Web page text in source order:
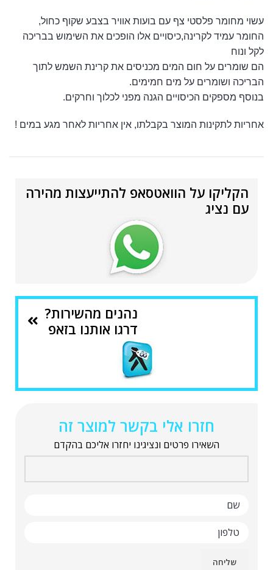
עשוי מחומר פלסטי צף עם בועות אוויר בצבע שקוף כחול,
החומר עמיד לקרינה,כיסויים אלו הופכים את השימוש בבריכה
לקל ונוח
הם שומרים על חום המים מכניסים את קרינת השמש לתוך
הבריכה ושומרים על מים חמימים.
בנוסף מספקים הכיסויים הגנה מפני לכלוך וחרקים.
אחריות לתקינות המוצר בקבלתו, אין אחריות לאחר מגע במים !
הקליקו על הוואטסאפ להתייעצות מהירה
עם נציג
נהנים מהשירות?
דרגו אותנו בזאפ
חזרו אלי בקשר למוצר זה
השאירו פרטים ונציגינו יחזרו אליכם בהקדם